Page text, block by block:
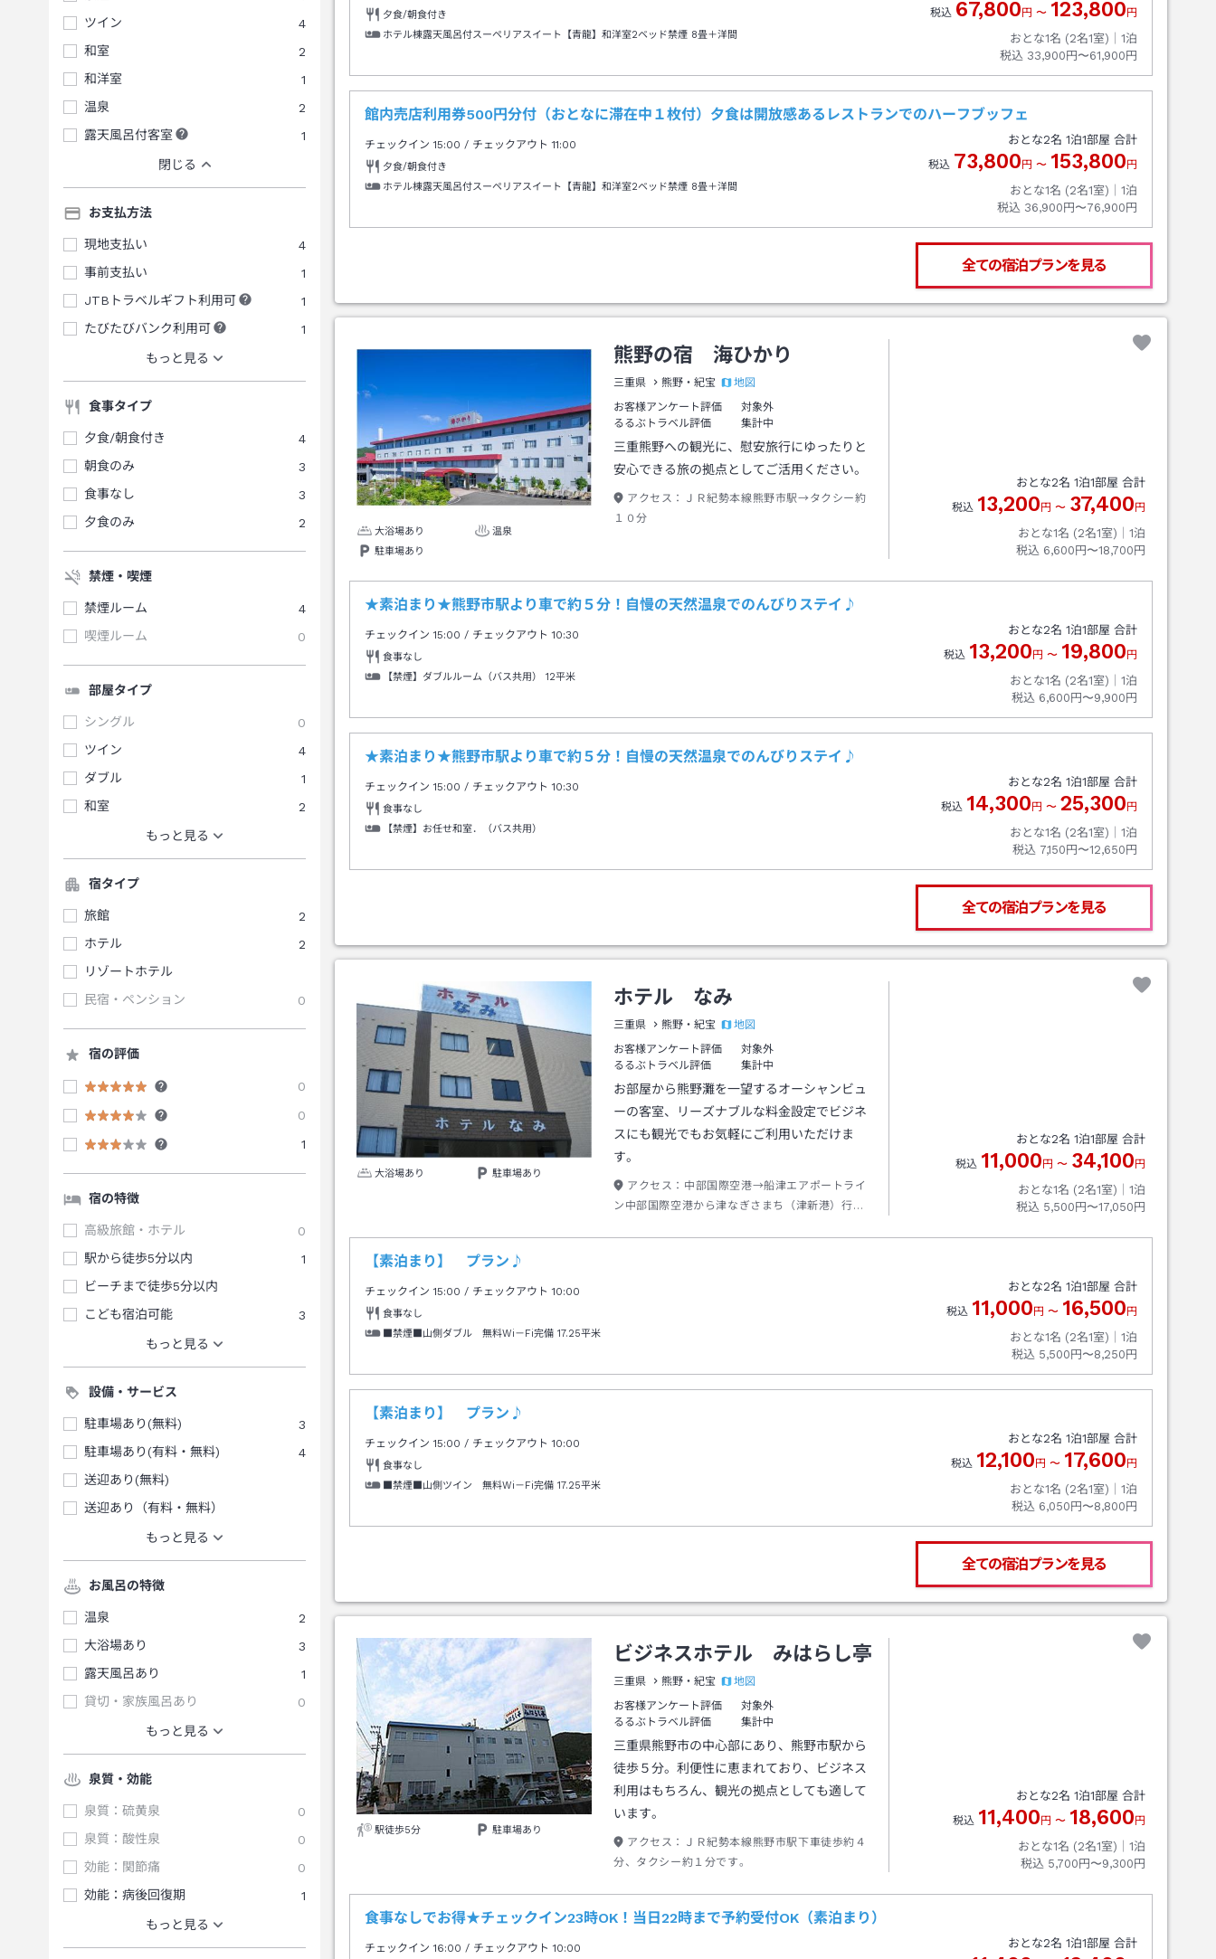
ツイン
4
和室
2
和洋室
1
温泉
2
露天風呂付客室
1
閉じる
お支払方法
現地支払い
4
事前支払い
1
JTBトラベルギフト利用可
1
たびたびバンク利用可
1
もっと見る
食事タイプ
夕食/朝食付き
4
朝食のみ
3
食事なし
3
夕食のみ
2
禁煙・喫煙
禁煙ルーム
4
喫煙ルーム
0
部屋タイプ
シングル
0
ツイン
4
ダブル
1
和室
2
もっと見る
宿タイプ
旅館
2
ホテル
2
リゾートホテル
民宿・ペンション
0
宿の評価
0
0
1
宿の特徴
高級旅館・ホテル
0
駅から徒歩5分以内
1
ビーチまで徒歩5分以内
こども宿泊可能
3
もっと見る
設備・サービス
駐車場あり(無料)
3
駐車場あり(有料・無料)
4
送迎あり(無料)
送迎あり（有料・無料）
もっと見る
お風呂の特徴
温泉
2
大浴場あり
3
露天風呂あり
1
貸切・家族風呂あり
0
もっと見る
泉質・効能
泉質：硫黄泉
0
泉質：酸性泉
0
効能：関節痛
0
効能：病後回復期
1
もっと見る
夕食/朝食付き
ホテル棟露天風呂付スーペリアスイート【青龍】和洋室2ベッド禁煙 8畳＋洋間
税込 67,800 円 〜 123,800 円
おとな1名 (2名1室)｜ 1泊
税込 33,900円〜61,900円
館内売店利用券500円分付（おとなに滞在中１枚付）夕食は開放感あるレストランでのハーフブッフェ
チェックイン15:00 / チェックアウト 11:00
夕食/朝食付き
ホテル棟露天風呂付スーペリアスイート【青龍】和洋室2ベッド禁煙 8畳＋洋間
おとな2名 1泊1部屋 合計
税込 73,800 円 〜 153,800 円
おとな1名 (2名1室)｜ 1泊
税込 36,900円〜76,900円
全ての宿泊プランを見る
大浴場あり
温泉
駐車場あり
熊野の宿 海ひかり
三重県 熊野・紀宝
地図
お客様アンケート評価
対象外
るるぶトラベル評価
集計中
三重熊野への観光に、慰安旅行にゆったりと
安心できる旅の拠点としてご活用ください。
アクセス：
ＪＲ紀勢本線熊野市駅→タクシー約
１０分
おとな2名 1泊1部屋 合計
税込 13,200 円 〜 37,400 円
おとな1名 (2名1室)｜ 1泊
税込 6,600円〜18,700円
★素泊まり★熊野市駅より車で約５分！自慢の天然温泉でのんびりステイ♪
チェックイン15:00 / チェックアウト 10:30
食事なし
【禁煙】ダブルルーム（バス共用）
12平米
おとな2名 1泊1部屋 合計
税込 13,200 円 〜 19,800 円
おとな1名 (2名1室)｜ 1泊
税込 6,600円〜9,900円
★素泊まり★熊野市駅より車で約５分！自慢の天然温泉でのんびりステイ♪
チェックイン15:00 / チェックアウト 10:30
食事なし
【禁煙】お任せ和室．（バス共用）
おとな2名 1泊1部屋 合計
税込 14,300 円 〜 25,300 円
おとな1名 (2名1室)｜ 1泊
税込 7,150円〜12,650円
全ての宿泊プランを見る
大浴場あり 駐車場あり
ホテル なみ
三重県 熊野・紀宝
地図
お客様アンケート評価
対象外
るるぶトラベル評価
集計中
お部屋から熊野灘を一望するオーシャンビュ
ーの客室、リーズナブルな料金設定でビジネ
スにも観光でもお気軽にご利用いただけま
す。
アクセス： 中部国際空港→船津エアポートライ
ン中部国際空港から津なぎさまち（津新港）行き
おとな2名 1泊1部屋 合計
税込 11,000 円 〜 34,100 円
おとな1名 (2名1室)｜ 1泊
税込 5,500円〜17,050円
【素泊まり】 プラン♪
チェックイン15:00 / チェックアウト 10:00
食事なし
■禁煙■山側ダブル 無料Wi－Fi完備 17.25平米
おとな2名 1泊1部屋 合計
税込 11,000 円 〜 16,500 円
おとな1名 (2名1室)｜ 1泊
税込 5,500円〜8,250円
【素泊まり】 プラン♪
チェックイン15:00 / チェックアウト 10:00
食事なし
■禁煙■山側ツイン 無料Wi－Fi完備 17.25平米
おとな2名 1泊1部屋 合計
税込 12,100 円 〜 17,600 円
おとな1名 (2名1室)｜ 1泊
税込 6,050円〜8,800円
全ての宿泊プランを見る
駅徒歩5分 駐車場あり
ビジネスホテル みはらし亭
三重県 熊野・紀宝
地図
お客様アンケート評価
対象外
るるぶトラベル評価
集計中
三重県熊野市の中心部にあり、熊野市駅から
徒歩５分。利便性に恵まれており、ビジネス
利用はもちろん、観光の拠点としても適して
います。
アクセス：
ＪＲ紀勢本線熊野市駅下車徒歩約４
分、タクシー約１分です。
おとな2名 1泊1部屋 合計
税込 11,400 円 〜 18,600 円
おとな1名 (2名1室)｜ 1泊
税込 5,700円〜9,300円
食事なしでお得★チェックイン23時OK！当日22時まで予約受付OK（素泊まり）
チェックイン16:00 / チェックアウト 10:00 おとな2名 1泊1部屋 合計